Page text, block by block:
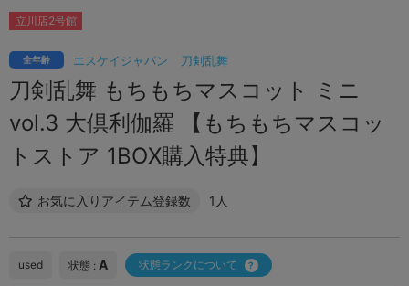
エスケイジャパン 刀剣乱舞
全年齢
刀剣乱舞 もちもちマスコット ミニ
vol.3 大倶利伽羅 【もちもちマスコッ
トストア 1BOX購入特典】
お気に入りアイテム登録数 1人
立川店2号館
used 状態 : A 状態ランクについて